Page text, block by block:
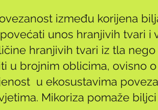
između korijena
unos hranjivih tvari i
hranjivih tvari iz tla
u brojnim oblicima, ovisno
u ekosustavima
Mikoriza pomaže